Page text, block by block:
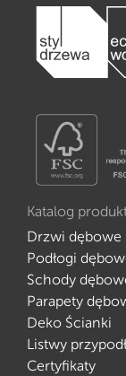
Katalog
Drzwi dębowe
Podłogi
Schody
Parapety
Deko Ścianki
Listwy
Certyfikaty